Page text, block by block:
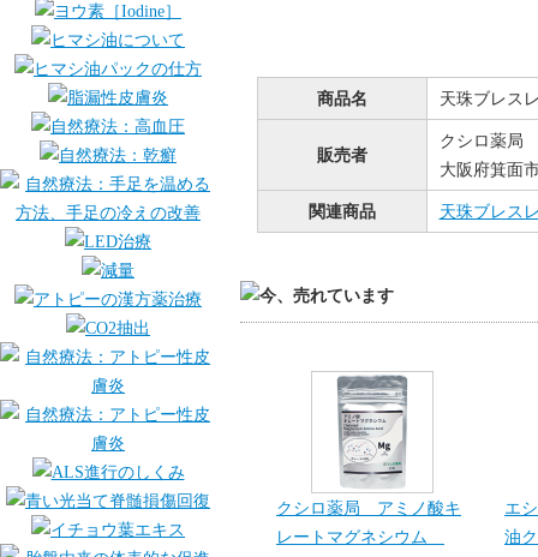
商品名 天珠ブレス
販売者
クシロ薬局
大阪府箕面
関連商品 天珠ブレス
クシロ薬局 アミノ酸キ
レートマグネシウム
エ
油